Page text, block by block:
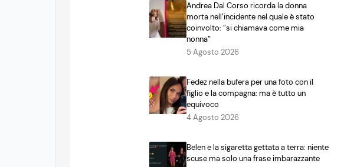
Andrea Dal Corso ricorda la donna
morta nell’incidente nel quale è stato
coinvolto: “si chiamava come mia
nonna”
5 Agosto 2026
Fedez nella bufera per una foto con il
figlio e la compagna: ma è tutto un
equivoco
4 Agosto 2026
Belen e la sigaretta gettata a terra: niente
scuse ma solo una frase imbarazzante